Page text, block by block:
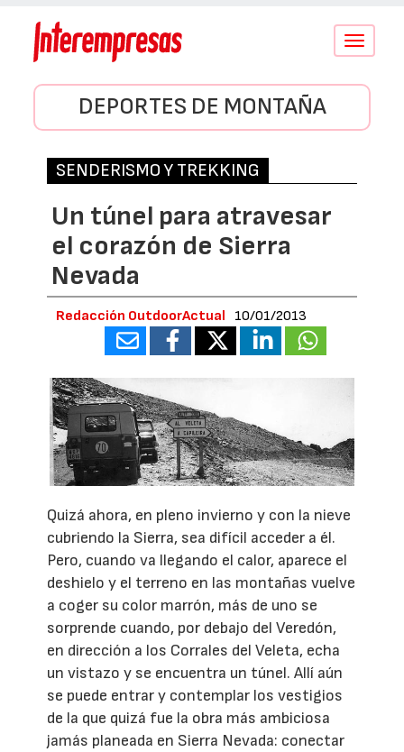
Conmutar
DEPORTES DE MONTAÑA
SENDERISMO Y TREKKING
Un túnel para atravesar
el corazón de Sierra
Nevada
Redacción OutdoorActual 10/01/2013
Quizá ahora, en pleno invierno y con la nieve
cubriendo la Sierra, sea difícil acceder a él.
Pero, cuando va llegando el calor, aparece el
deshielo y el terreno en las montañas vuelve
a coger su color marrón, más de uno se
sorprende cuando, por debajo del Veredón,
en dirección a los Corrales del Veleta, echa
un vistazo y se encuentra un túnel. Allí aún
se puede entrar y contemplar los vestigios
de la que quizá fue la obra más ambiciosa
jamás planeada en Sierra Nevada: conectar